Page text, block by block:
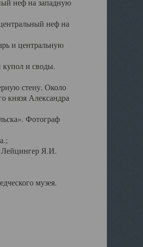
неф на западную
неф на
и центральную
и своды.
стену. Около
князя Александра
Фотограф
Лейцингер Я.И.
музея.